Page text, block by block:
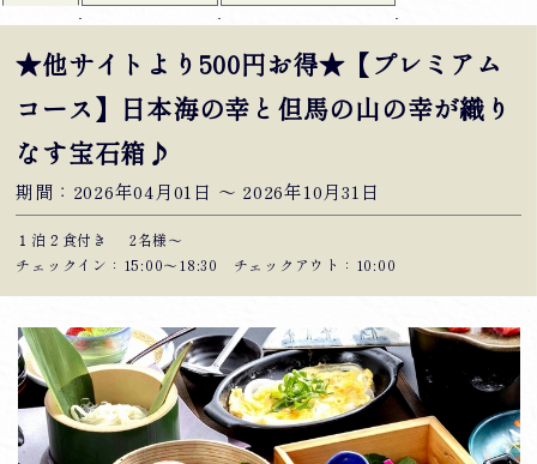
★他サイトより500円お得★【プレミアム
コース】日本海の幸と但馬の山の幸が織り
なす宝石箱♪
期間：2026年04月01日 〜 2026年10月31日
１泊２食付き
2名様～
チェックイン：15:00〜18:30 チェックアウト：10:00